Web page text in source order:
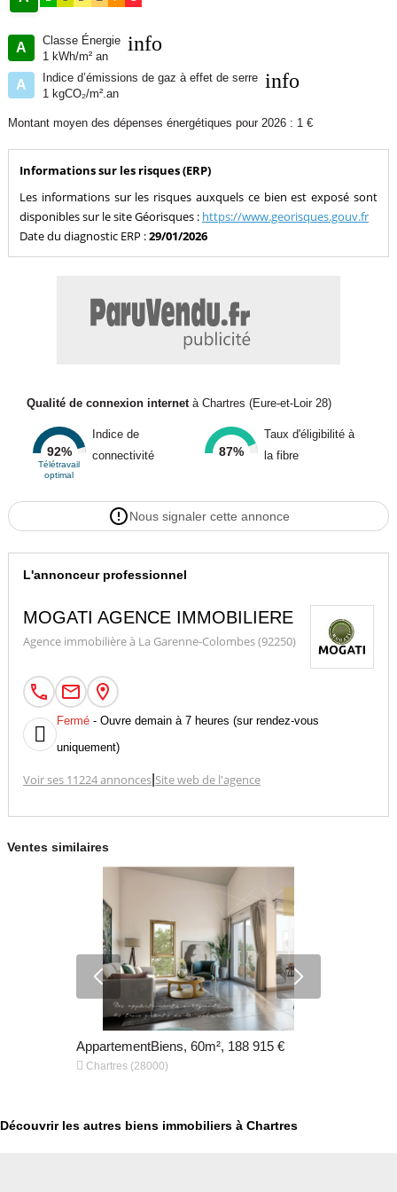
A
Classe Énergie
1 kWh/m² an
info
A
Indice d’émissions de gaz à effet de serre
1 kgCO₂/m².an
info
Montant moyen des dépenses énergétiques pour 2026 : 1 €
Informations sur les risques (ERP)
Les informations sur les risques auxquels ce bien est exposé sont
disponibles sur le site Géorisques : https://www.georisques.gouv.fr
Date du diagnostic ERP :29/01/2026
Qualité de connexion internetà Chartres (Eure-et-Loir 28)
92%
Télétravail
optimal
Indice de
connectivité
87%
Taux d'éligibilité à
la fibre
Nous signaler cette annonce
L'annonceur professionnel
MOGATI AGENCE IMMOBILIERE
Agence immobilière à La Garenne-Colombes (92250)

Fermé- Ouvre demain à 7 heures (sur rendez-vous
uniquement)
Voir ses 11224 annonces| Site web de l'agence
Ventes similaires
AppartementBiens, 60m², 188 915 €
 Chartres (28000)
Découvrir les autres biens immobiliers à Chartres